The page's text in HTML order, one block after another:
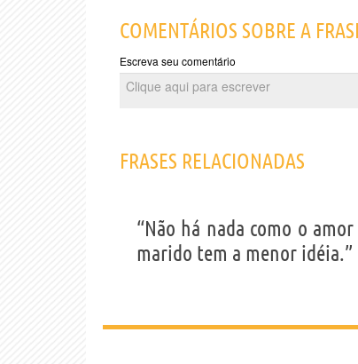
COMENTÁRIOS SOBRE A
Escreva seu comentário
FRASES RELACIONADAS
“Não há nada como o
marido tem a menor idéia.”